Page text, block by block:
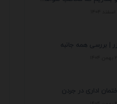
| بررسی همه جانبه
اداری در جردن